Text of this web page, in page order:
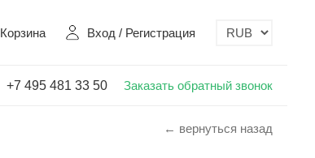
Корзина Вход / Регистрация
+7 495 481 33 50 Заказать обратный звонок
← вернуться назад